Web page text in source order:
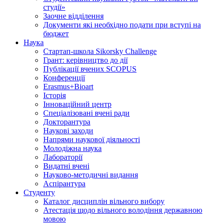
студії»
Заочне відділення
Документи які необхідно подати при вступі на
бюджет
Наука
Стартап-школа Sikorsky Challenge
Грант: керівництво до дії
Публікації вчених SCOPUS
Конференції
Erasmus+Bioart
Історія
Інноваційний центр
Спеціалізовані вчені ради
Докторантура
Наукові заходи
Напрями наукової діяльності
Молодіжна наука
Лабораторії
Видатні вчені
Науково-методичні видання
Аспірантура
Студенту
Каталог дисциплін вільного вибору
Атестація щодо вільного володіння державною
мовою